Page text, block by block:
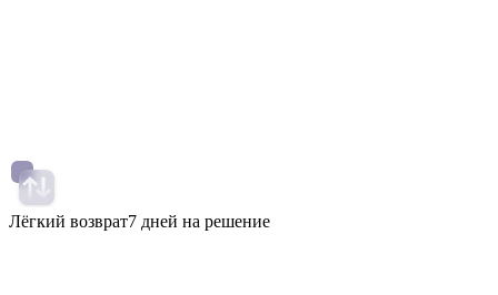
Лёгкий возврат7 дней на решение